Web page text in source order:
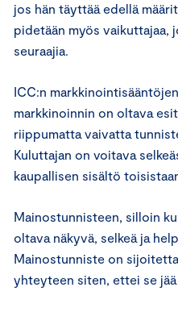
jos hän täyttää edellä
pidetään myös vaikuttajaa,
seuraajia.
ICC:n
markkinoinnin on oltava
riippumatta vaivatta
Kuluttajan on voitava
kaupallisen sisältö
Mainostunnisteen, silloin
oltava näkyvä, selkeä ja
Mainostunniste on
yhteyteen siten, ettei se